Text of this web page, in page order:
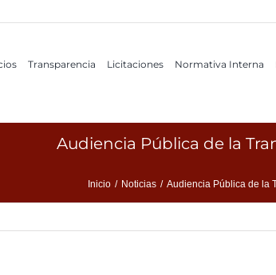
Transparencia Licitaciones Normativa Interna
Audiencia Pública de la
Inicio / Noticias / Audiencia Pública de la